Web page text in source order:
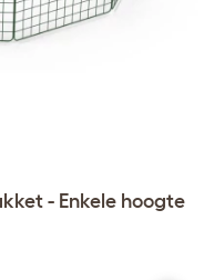
- Enkele hoogte